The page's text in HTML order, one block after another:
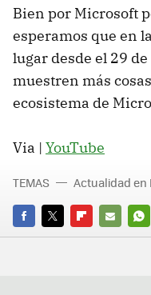
Bien por Microsoft
esperamos que en
lugar desde el 29
muestren más
ecosistema de
Via | YouTube
FACEBOOK
TWITTERFLIPBOARD
E-
TEMAS Actualidad en